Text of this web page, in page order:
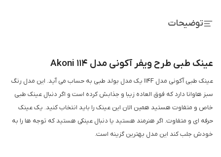
توضیحات
عینک طبی طرح ویفر آکونی مدل Akoni 114
عینک طبی آکونی مدل 114F یک مدل بولد طبی به حساب می آید. این مدل رنگ
سبز هاوانا دارد که فوق العاده زیبا و جذابش کرده است و اگر دنبال عینک طبی
خاص و متفاوت هستید همین الان این عینک را باید انتخاب کنید. یک عینک
حرفه ای و متفاوت. اگر هنرمند هستید یا دنبال عینکی هستید که توجه ها را به
خودش جلب کند این مدل بهترین گزینه است.